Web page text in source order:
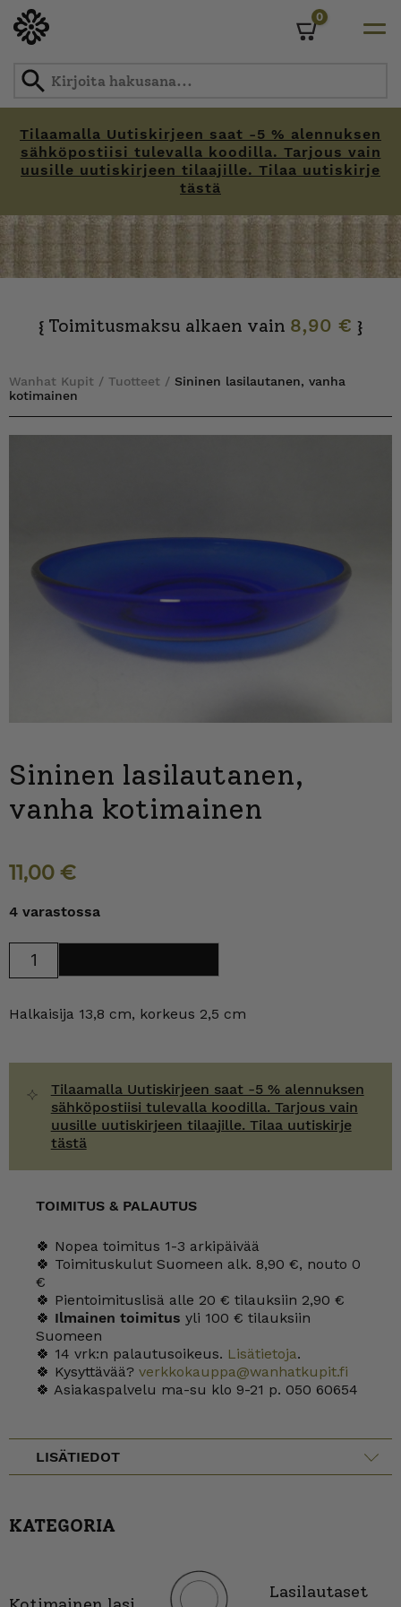
Tilaamalla Uutiskirjeen saat -5 % alennuksen
sähköpostiisi tulevalla koodilla. Tarjous vain
uusille uutiskirjeen tilaajille. Tilaa uutiskirje
tästä
0
{ Toimitusmaksu alkaen vain 8,90 € }
Wanhat Kupit / Tuotteet / Sininen lasilautanen, vanha
kotimainen
Sininen lasilautanen,
vanha kotimainen
11,00 €
4 varastossa
lasilautanen,
Halkaisija 13,8 cm, korkeus 2,5 cm
Tilaamalla Uutiskirjeen saat -5 % alennuksen
sähköpostiisi tulevalla koodilla. Tarjous vain
uusille uutiskirjeen tilaajille. Tilaa uutiskirje
tästä
TOIMITUS & PALAUTUS
🍀 Nopea toimitus 1-3 arkipäivää
🍀 Toimituskulut Suomeen alk. 8,90 €, nouto 0
€
🍀 Pientoimituslisä alle 20 € tilauksiin 2,90 €
🍀 Ilmainen toimitus yli 100 € tilauksiin
Suomeen
🍀 14 vrk:n palautusoikeus. Lisätietoja.
🍀 Kysyttävää? verkkokauppa@wanhatkupit.fi
🍀 Asiakaspalvelu ma-su klo 9-21 p. 050 60654
LISÄTIEDOT
KATEGORIA
Lasilautaset